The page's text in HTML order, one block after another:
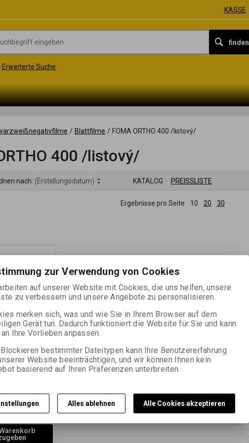
KASSE
finden
Erweiterte Suche
/ Blattfilme / FOMA ORTHO 400 /listový/
400 /listový/
nach: (Erstellungsdatum) KATALOG PREISSLISTE
Ergebnisse pro Seite 10 20 30
400 4x5
CM)/25 KS
14742
Flachfilm,
400/27°
PLN)
PLN)
zur Verwendung von Cookies
auf unserer Website mit Cookies, die uns helfen, unsere
zu verbessern und unsere Angebote zu personalisieren.
merken sich, was und wie Sie in Ihrem Browser auf dem
Gerät tun. Dadurch funktioniert die Website für Sie und kann
Ihre Vorlieben anpassen.
bestimmter Dateitypen kann Ihre Benutzererfahrung
Website beeinträchtigen, und wir können Ihnen kein
basierend auf Ihren Präferenzen unterbreiten.
Alles ablehnen Alle Cookies akzeptieren